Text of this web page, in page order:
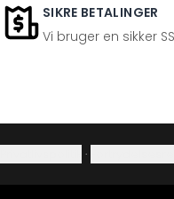
SIKRE BETALINGER
Vi bruger en sikker
·